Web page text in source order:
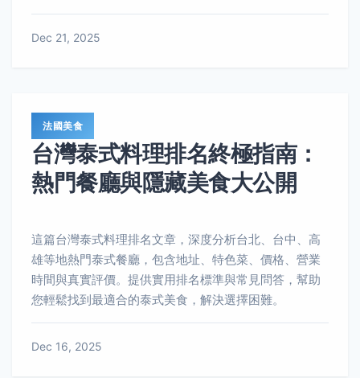
Dec 21, 2025
法國美食
台灣泰式料理排名終極指南：
熱門餐廳與隱藏美食大公開
這篇台灣泰式料理排名文章，深度分析台北、台中、高
雄等地熱門泰式餐廳，包含地址、特色菜、價格、營業
時間與真實評價。提供實用排名標準與常見問答，幫助
您輕鬆找到最適合的泰式美食，解決選擇困難。
Dec 16, 2025